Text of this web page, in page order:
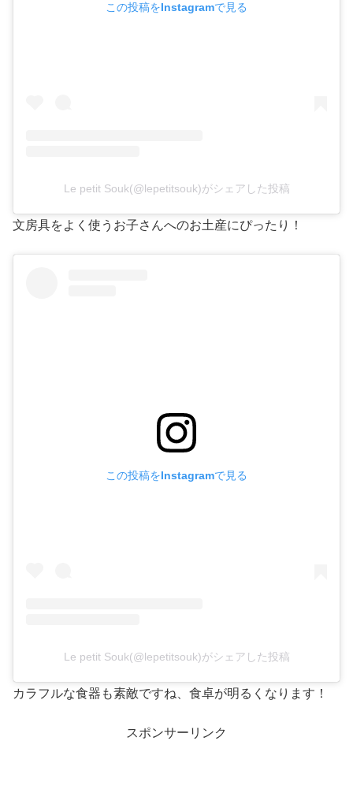
この投稿をInstagramで見る
Le petit Souk(@lepetitsouk)がシェアした投稿
文房具をよく使うお子さんへのお土産にぴったり！
この投稿をInstagramで見る
Le petit Souk(@lepetitsouk)がシェアした投稿
カラフルな食器も素敵ですね、食卓が明るくなります！
スポンサーリンク